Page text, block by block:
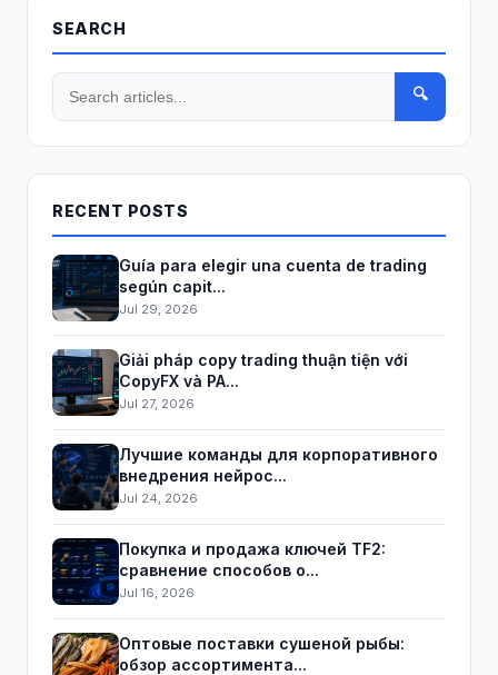
SEARCH
🔍
RECENT POSTS
Guía para elegir una cuenta de trading
según capit...
Jul 29, 2026
Giải pháp copy trading thuận tiện với
CopyFX và PA...
Jul 27, 2026
Лучшие команды для корпоративного
внедрения нейрос...
Jul 24, 2026
Покупка и продажа ключей TF2:
сравнение способов о...
Jul 16, 2026
Оптовые поставки сушеной рыбы:
обзор ассортимента...